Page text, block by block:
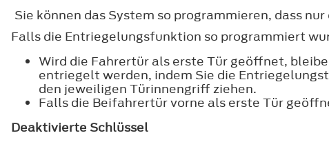
Sie können das System so programmieren, dass
Falls die Entriegelungsfunktion so programmiert
Wird die Fahrertür als erste Tür geöffnet,
entriegelt werden, indem Sie die
den jeweiligen Türinnengriff ziehen.
Falls die Beifahrertür vorne als erste Tür
Deaktivierte Schlüssel